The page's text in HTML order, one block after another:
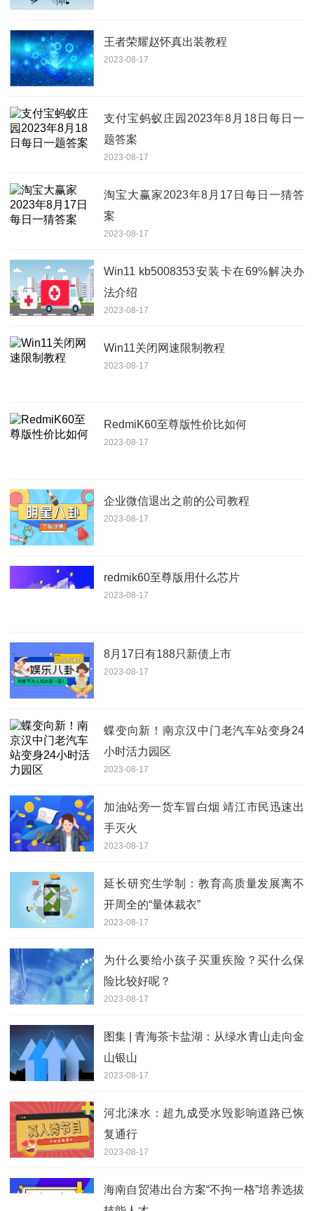
王者荣耀赵怀真出装教程
2023-08-17
支付宝蚂蚁庄园2023年8月18日每日一
题答案
2023-08-17
淘宝大赢家2023年8月17日每日一猜答
案
2023-08-17
Win11 kb5008353安装卡在69%解决办
法介绍
2023-08-17
Win11关闭网速限制教程
2023-08-17
RedmiK60至尊版性价比如何
2023-08-17
企业微信退出之前的公司教程
2023-08-17
redmik60至尊版用什么芯片
2023-08-17
8月17日有188只新债上市
2023-08-17
蝶变向新！南京汉中门老汽车站变身24
小时活力园区
2023-08-17
加油站旁一货车冒白烟 靖江市民迅速出
手灭火
2023-08-17
延长研究生学制：教育高质量发展离不
开周全的“量体裁衣”
2023-08-17
为什么要给小孩子买重疾险？买什么保
险比较好呢？
2023-08-17
图集 | 青海茶卡盐湖：从绿水青山走向金
山银山
2023-08-17
河北涞水：超九成受水毁影响道路已恢
复通行
2023-08-17
海南自贸港出台方案“不拘一格”培养选拔